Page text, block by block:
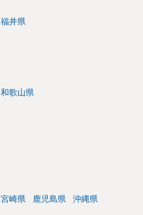
福井県
和歌山県
宮崎県 鹿児島県 沖縄県